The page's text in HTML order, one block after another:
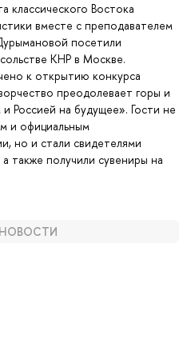
классического Востока
вместе с преподавателем
посетили
КНР в Москве.
к открытию конкурса
преодолевает горы и
Россией на будущее». Гости не
и официальным
но и стали свидетелями
также получили сувениры на